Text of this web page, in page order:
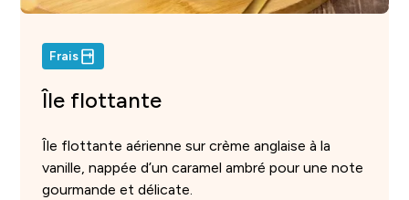
Frais
Île flottante
Île flottante aérienne sur crème anglaise à la
vanille, nappée d’un caramel ambré pour une note
gourmande et délicate.